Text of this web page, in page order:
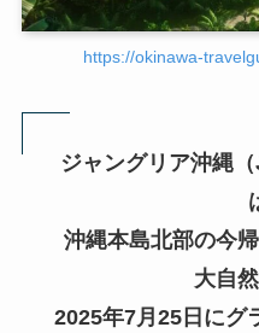
https://okinawa-
ジャングリア沖縄
沖縄本島北部の今
大自
2025年7月25日にグ